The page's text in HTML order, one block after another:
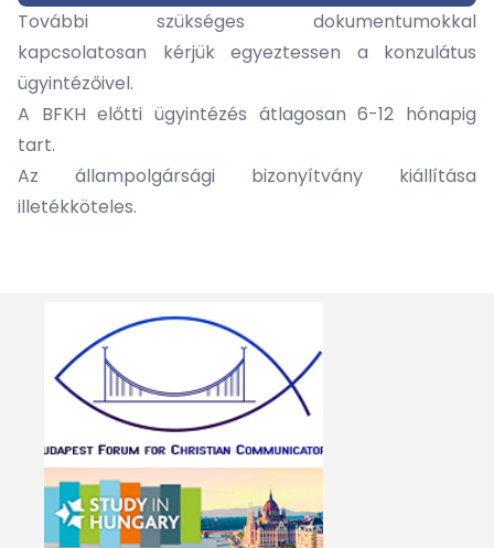
További szükséges dokumentumokkal
kapcsolatosan kérjük egyeztessen a konzulátus
ügyintézőivel.
A BFKH előtti ügyintézés átlagosan 6-12 hónapig
tart.
Az állampolgársági bizonyítvány kiállítása
illetékköteles.